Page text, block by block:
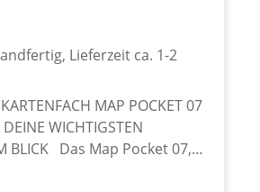
Lieferzeit ca. 1-2
MAP POCKET 07
WICHTIGSTEN
BLICK Das Map Pocket 07,
Zubehör für